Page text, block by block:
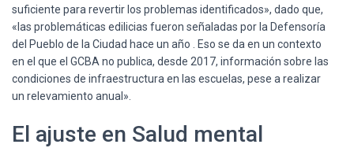
suficiente para revertir los problemas identificados», dado que,
«las problemáticas edilicias fueron señaladas por la Defensoría
del Pueblo de la Ciudad hace un año . Eso se da en un contexto
en el que el GCBA no publica, desde 2017, información sobre las
condiciones de infraestructura en las escuelas, pese a realizar
un relevamiento anual».
El ajuste en Salud mental